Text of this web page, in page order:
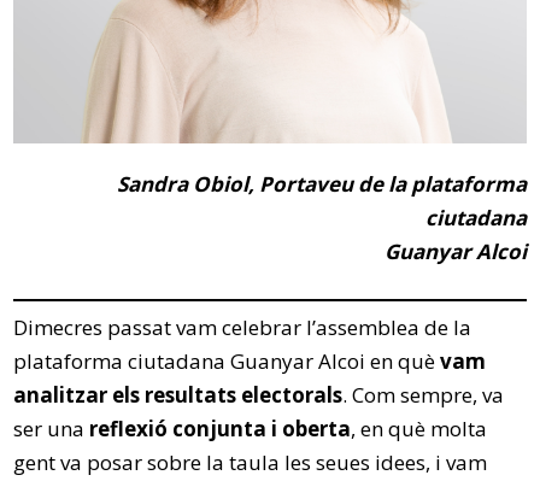
Sandra Obiol, Portaveu de la plataforma
ciutadana
Guanyar Alcoi
Dimecres passat vam celebrar l’assemblea de la
plataforma ciutadana Guanyar Alcoi en quèvam
analitzar els resultats electorals. Com sempre, va
ser una reflexió conjunta i oberta, en què molta
gent va posar sobre la taula les seues idees, i vam